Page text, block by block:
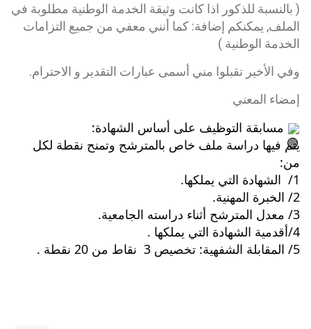
( بالنسبة للذكور اذا كانت وثيقة الخدمة الوطنية مطلوبة في
الملف, يمكنكم إضافة: كما أنني معفي من جميع التزامات
الخدمة الوطنية )
وفي الأخير تقبلوا مني أسمى عبارات التقدير و الاحترام.
إمضاء المعني
مسابقة التوظيف على أساس الشهادة:
من:
1/  الشهادة التي يملكها.
2/ الخبرة المهنية.
3/ معدل المترشح أثناء دراسته الجامعية.
4/أقدمية الشهادة التي يملكها .
5/ المقابلة الشفهية: تخصيص 3  نقاط من 20 نقطة .